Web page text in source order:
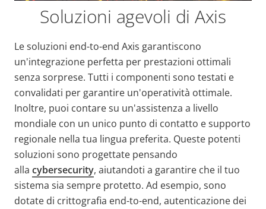
Soluzioni agevoli di Axis
Le soluzioni end-to-end Axis garantiscono
un'integrazione perfetta per prestazioni ottimali
senza sorprese. Tutti i componenti sono testati e
convalidati per garantire un'operatività ottimale.
Inoltre, puoi contare su un'assistenza a livello
mondiale con un unico punto di contatto e supporto
regionale nella tua lingua preferita. Queste potenti
soluzioni sono progettate pensando
alla cybersecurity, aiutandoti a garantire che il tuo
sistema sia sempre protetto. Ad esempio, sono
dotate di crittografia end-to-end, autenticazione dei